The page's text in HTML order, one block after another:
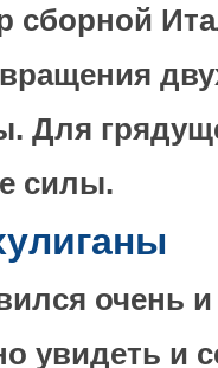
сборной
Для
силы.
очень
увидеть и